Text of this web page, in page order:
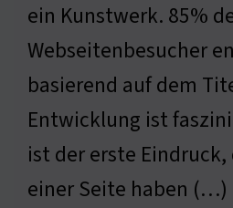
ein Kunstwerk. 85%
Webseitenbesucher
basierend auf dem
Entwicklung ist
ist der erste
einer Seite haben (…)